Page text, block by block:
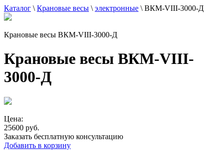
Каталог \ Крановые весы \ электронные \ ВКМ-VIII-3000-Д
Крановые весы ВКМ-VIII-3000-Д
Крановые весы ВКМ-VIII-
3000-Д
Цена:
25600 руб.
Заказать бесплатную консультацию
Добавить в корзину